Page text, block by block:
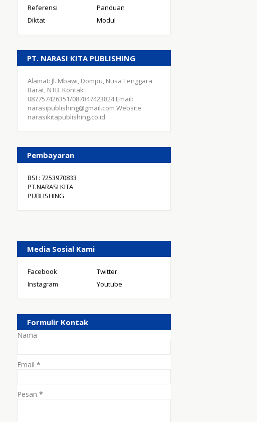
Referensi
Panduan
Diktat
Modul
PT. NARASI KITA PUBLISHING
Alamat: Jl. Mbawi, Dompu, Nusa Tenggara
Barat, NTB. Kontak :
087757426351/087847423824 Email:
narasipublishing@gmail.com Website:
narasikitapublishing.co.id
Pembayaran
BSI : 7253970833
PT.NARASI KITA
PUBLISHING
Media Sosial Kami
Facebook
Twitter
Instagram
Youtube
Formulir Kontak
Nama
Email*
Pesan*